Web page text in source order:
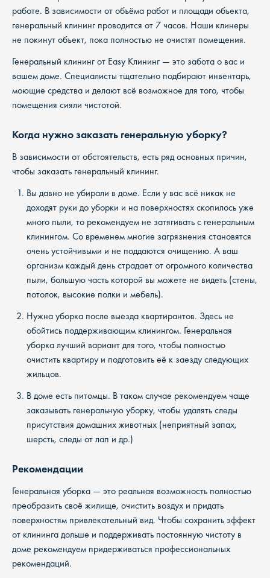
работе. В зависимости от объёма работ и площади объекта,
генеральный клининг проводится от 7 часов. Наши клинеры
не покинут объект, пока полностью не очистят помещения.
Генеральный клининг от Easy Клининг — это забота о вас и
вашем доме. Специалисты тщательно подбирают инвентарь,
моющие средства и делают всё возможное для того, чтобы
помещения сияли чистотой.
Когда нужно заказать генеральную уборку?
В зависимости от обстоятельств, есть ряд основных причин,
чтобы заказать генеральный клининг.
Вы давно не убирали в доме. Если у вас всё никак не
доходят руки до уборки и на поверхностях скопилось уже
много пыли, то рекомендуем не затягивать с генеральным
клинингом. Со временем многие загрязнения становятся
очень устойчивыми и не поддаются очищению. А ваш
организм каждый день страдает от огромного количества
пыли, большую часть которой вы можете не видеть (стены,
потолок, высокие полки и мебель).
Нужна уборка после выезда квартирантов. Здесь не
обойтись поддерживающим клинингом. Генеральная
уборка лучший вариант для того, чтобы полностью
очистить квартиру и подготовить её к заезду следующих
жильцов.
В доме есть питомцы. В таком случае рекомендуем чаще
заказывать генеральную уборку, чтобы удалять следы
присутствия домашних животных (неприятный запах,
шерсть, следы от лап и др.)
Рекомендации
Генеральная уборка — это реальная возможность полностью
преобразить своё жилище, очистить воздух и придать
поверхностям привлекательный вид. Чтобы сохранить эффект
от клининга дольше и поддерживать постоянную чистоту в
доме рекомендуем придерживаться профессиональных
рекомендаций.